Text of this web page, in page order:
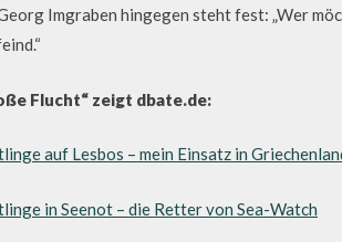
Imgraben hingegen steht fest: „Wer
Flucht“ zeigt dbate.de:
auf Lesbos – mein Einsatz in
in Seenot – die Retter von Sea-Watch